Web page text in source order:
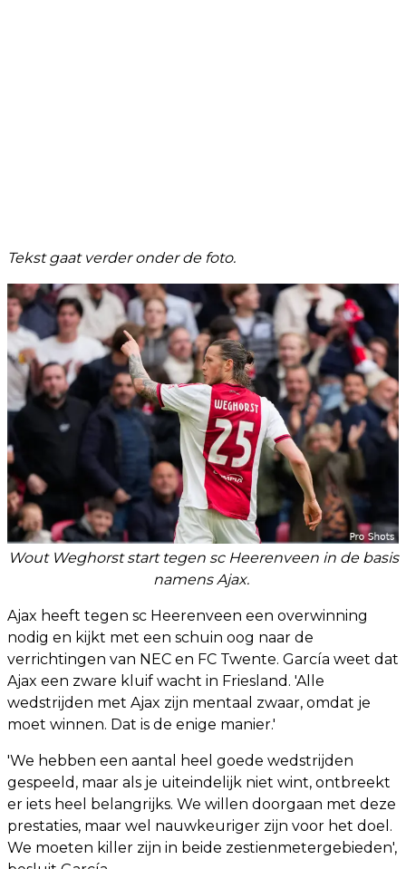
Tekst gaat verder onder de foto.
Wout Weghorst start tegen sc Heerenveen in de basis
namens Ajax.
Ajax heeft tegen sc Heerenveen een overwinning
nodig en kijkt met een schuin oog naar de
verrichtingen van NEC en FC Twente. García weet dat
Ajax een zware kluif wacht in Friesland. 'Alle
wedstrijden met Ajax zijn mentaal zwaar, omdat je
moet winnen. Dat is de enige manier.'
'We hebben een aantal heel goede wedstrijden
gespeeld, maar als je uiteindelijk niet wint, ontbreekt
er iets heel belangrijks. We willen doorgaan met deze
prestaties, maar wel nauwkeuriger zijn voor het doel.
We moeten killer zijn in beide zestienmetergebieden',